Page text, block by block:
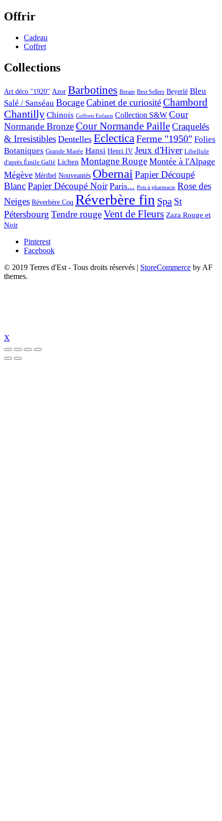
Offrir
Cadeau
Coffret
Collections
Art déco "1920" Azor Barbotines Berain Best Sellers Beyerlé Bleu
Salé / Sanséau BocageCabinet de curiositéChambord
Chantilly Chinois Coffrets Enfants Collection S&W Cour
Normande BronzeCour Normande PailleCraquelés
& Irresistibles Dentelles EclecticaFerme "1950" Folies
Botaniques Grande Marée Hansi Henri IV Jeux d'Hiver Libellule
d'après Émile Gallé Lichen Montagne Rouge Montée à l'Alpage
Mégève Méribel Nouveautés ObernaiPapier Découpé
BlancPapier Découpé Noir Paris... Pots à pharmacie Rose des
Neiges Réverbère Coq Réverbère fin Spa St
Pétersbourg Tendre rougeVent de Fleurs Zaza Rouge et
Noir
Pinterest
Facebook
© 2019 Terres d'Est - Tous droits réservés
StoreCommerce by AF
themes.
X